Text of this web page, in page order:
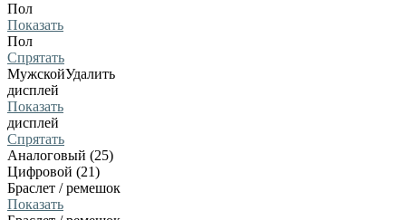
Пол
Показать
Пол
Спрятать
МужскойУдалить
дисплей
Показать
дисплей
Спрятать
Аналоговый (25)
Цифровой (21)
Браслет / ремешок
Показать